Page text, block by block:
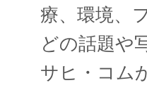
療、環境、
どの話題や
サヒ・コム